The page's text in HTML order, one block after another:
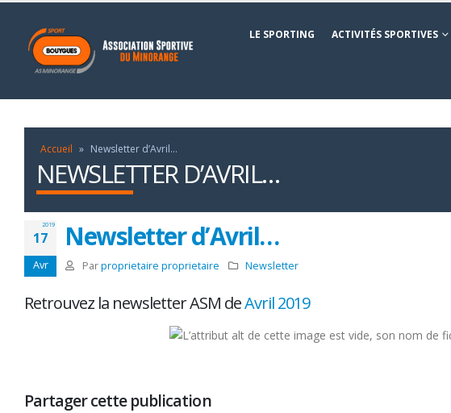
LE SPORTING ACTIVITÉS SPORTIVES
Accueil » Newsletter d’Avril…
NEWSLETTER D’AVRIL…
2019
17
Avr
Newsletter d’Avril…
Parproprietaire proprietaire Newsletter
Retrouvez la newsletter ASM deAvril 2019
Partager cette publication